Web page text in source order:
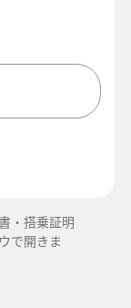
・搭乗証明
で開きま